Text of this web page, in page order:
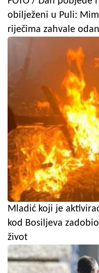
obilježeni u Puli:
riječima zahvale
Mladić koji je
kod Bosiljeva
život